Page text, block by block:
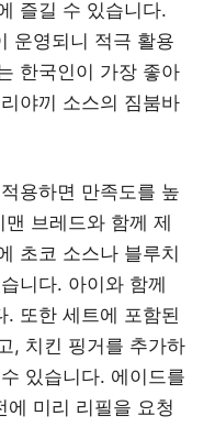
즐길 수 있습니다.
운영되니 적극 활용
한국인이 가장 좋아
야끼 소스의 짐붐바
용하면 만족도를 높
브레드와 함께 제
초코 소스나 블루치
니다. 아이와 함께
. 또한 세트에 포함된
, 치킨 핑거를 추가하
있습니다. 에이드를
에 미리 리필을 요청